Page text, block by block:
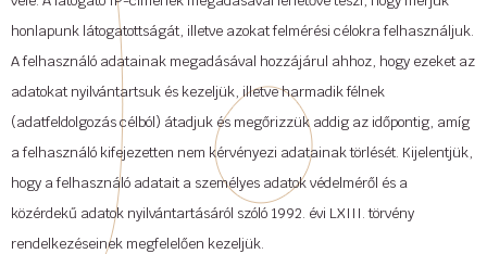
honlapunk látogatottságát, illetve azokat felmérési célokra felhasználjuk.
A felhasználó adatainak megadásával hozzájárul ahhoz, hogy ezeket az
adatokat nyilvántartsuk és kezeljük, illetve harmadik félnek
(adatfeldolgozás célból) átadjuk és megőrizzük addig az időpontig, amíg
a felhasználó kifejezetten nem kérvényezi adatainak törlését. Kijelentjük,
hogy a felhasználó adatait a személyes adatok védelméről és a
közérdekű adatok nyilvántartásáról szóló 1992. évi LXIII. törvény
rendelkezéseinek megfelelően kezeljük.